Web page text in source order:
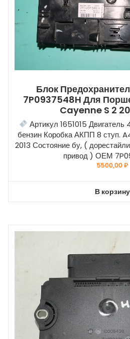
Блок
7P0937548H Для
Cayenne S 2
Артикул 1651015
бензин Коробка АКПП 8 ступ.
2013 Состояние бу, (
привод ) ОЕМ
5500,00₽
В корзину